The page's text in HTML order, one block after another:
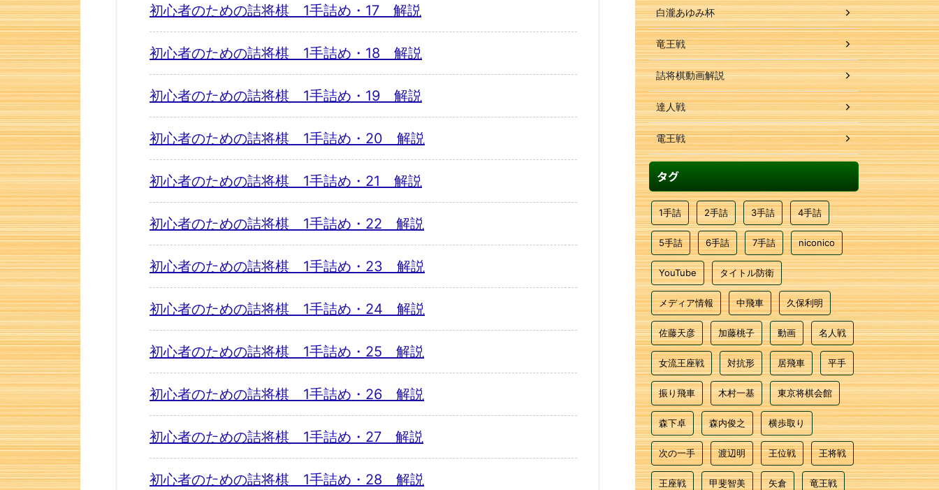
初心者のための詰将棋 1手詰め・17 解説
初心者のための詰将棋 1手詰め・18 解説
初心者のための詰将棋 1手詰め・19 解説
初心者のための詰将棋 1手詰め・20 解説
初心者のための詰将棋 1手詰め・21 解説
初心者のための詰将棋 1手詰め・22 解説
初心者のための詰将棋 1手詰め・23 解説
初心者のための詰将棋 1手詰め・24 解説
初心者のための詰将棋 1手詰め・25 解説
初心者のための詰将棋 1手詰め・26 解説
初心者のための詰将棋 1手詰め・27 解説
初心者のための詰将棋 1手詰め・28 解説
白瀧あゆみ杯
竜王戦
詰将棋動画解説
達人戦
電王戦
タグ
1手詰 2手詰 3手詰 4手詰
5手詰 6手詰 7手詰 niconico
YouTube タイトル防衛
メディア情報 中飛車 久保利明
佐藤天彦 加藤桃子 動画 名人戦
女流王座戦 対抗形 居飛車 平手
振り飛車 木村一基 東京将棋会館
森下卓 森内俊之 横歩取り
次の一手 渡辺明 王位戦 王将戦
王座戦 甲斐智美 矢倉 竜王戦